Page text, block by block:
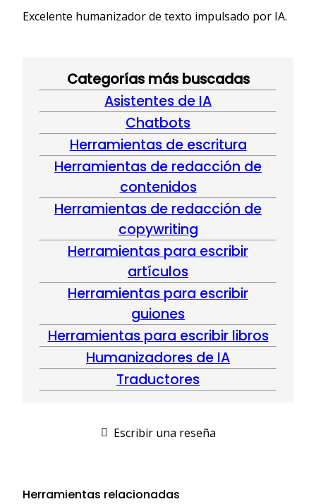
k p
Excelente humanizador de texto impulsado por IA.
Categorías más buscadas
Asistentes de IA
Chatbots
Herramientas de escritura
Herramientas de redacción de
contenidos
Herramientas de redacción de
copywriting
Herramientas para escribir
artículos
Herramientas para escribir
guiones
Herramientas para escribir libros
Humanizadores de IA
Traductores
Escribir una reseña
Herramientas relacionadas